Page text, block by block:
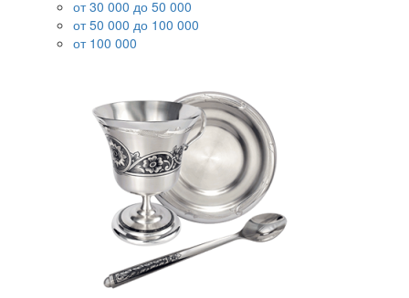
от 30 000 до 50 000
от 50 000 до 100 000
от 100 000